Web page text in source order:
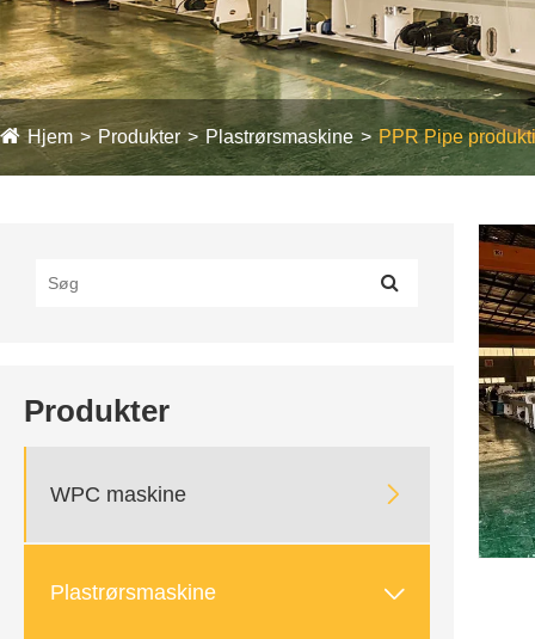
Hjem Produkter Plastrørsmaskine PPR Pipe
Produkter
WPC maskine 
Plastrørsmaskine 